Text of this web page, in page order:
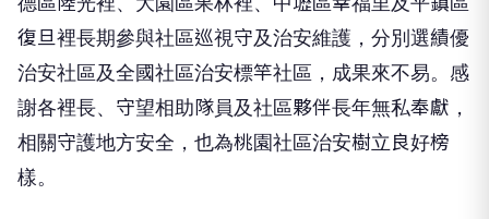
復旦裡長期參與社區巡視守及治安維護，分別選績優
治安社區及全國社區治安標竿社區，成果來不易。感
謝各裡長、守望相助隊員及社區夥伴長年無私奉獻，
相關守護地方安全，也為桃園社區治安樹立良好榜
樣。